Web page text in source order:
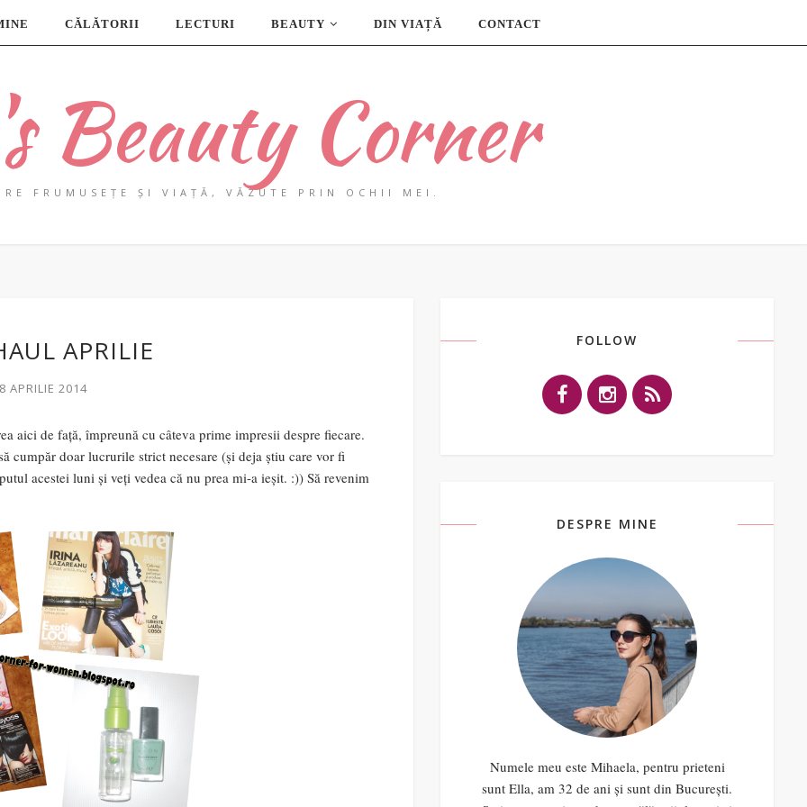
CĂLĂTORII LECTURI BEAUTY DIN VIAȚĂ CONTACT
Beauty Corner
FRUMUSEȚE ȘI VIAȚĂ, VĂZUTE PRIN OCHII MEI.
APRILIE
APRILIE 2014
aici de față, împreună cu câteva prime impresii despre fiecare.
cumpăr doar lucrurile strict necesare (și deja știu care vor fi
acestei luni și veți vedea că nu prea mi-a ieșit. :)) Să revenim
FOLLOW
DESPRE MINE
Numele meu este Mihaela, pentru prieteni
sunt Ella, am 32 de ani și sunt din București.